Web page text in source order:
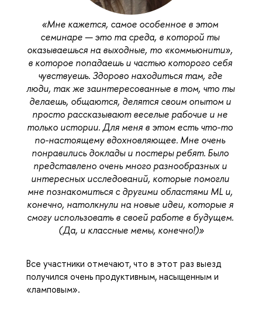
«Мне кажется, самое особенное в этом
семинаре — это та среда, в которой ты
оказываешься на выходные, то «коммьюнити»,
в которое попадаешь и частью которого себя
чувствуешь. Здорово находиться там, где
люди, так же заинтересованные в том, что ты
делаешь, общаются, делятся своим опытом и
просто рассказывают веселые рабочие и не
только истории. Для меня в этом есть что-то
по-настоящему вдохновляющее. Мне очень
понравились доклады и постеры ребят. Было
представлено очень много разнообразных и
интересных исследований, которые помогли
мне познакомиться с другими областями ML и,
конечно, натолкнули на новые идеи, которые я
смогу использовать в своей работе в будущем.
(Да, и классные мемы, конечно!)»
Все участники отмечают, что в этот раз выезд
получился очень продуктивным, насыщенным и
«ламповым».